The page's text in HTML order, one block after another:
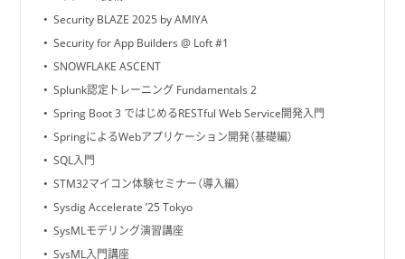
Security BLAZE 2025 by AMIYA
Security for App Builders @ Loft #1
SNOWFLAKE ASCENT
Splunk認定トレーニング Fundamentals 2
Spring Boot 3 ではじめるRESTful Web Service開発入門
SpringによるWebアプリケーション開発（基礎編）
SQL入門
STM32マイコン体験セミナー（導入編）
Sysdig Accelerate ’25 Tokyo
SysMLモデリング演習講座
SysML入門講座